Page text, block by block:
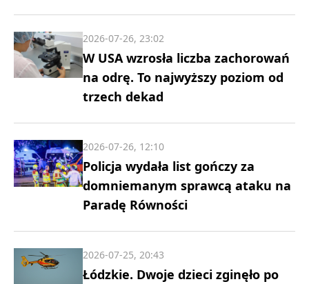
W USA wzrosła liczba zachorowań
na odrę. To najwyższy poziom od
trzech dekad
2026-07-26, 23:02
Policja wydała list gończy za
domniemanym sprawcą ataku na
Paradę Równości
2026-07-26, 12:10
Łódzkie. Dwoje dzieci zginęło po
2026-07-25, 20:43